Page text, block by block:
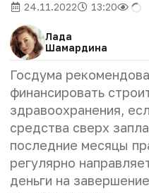
24.11.2022 13:20
Лада
Шамардина
Госдума
финансировать
здравоохранения,
средства сверх
последние месяцы
регулярно
деньги на